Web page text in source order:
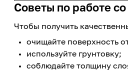
Советы по работе
Чтобы получить
очищайте поверхность
используйте грунтовку;
соблюдайте толщину